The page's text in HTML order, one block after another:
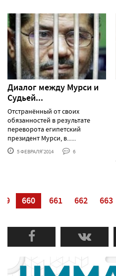
Диалог между Мурси и
Судьей...
Отстранённый от своих
обязанностей в результате
переворота египетский
президент Мурси, в......
5 ФЕВРАЛЯ'2014 6
660 661 662 663